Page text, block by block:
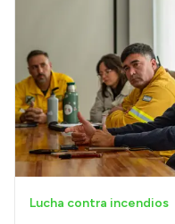
Lucha contra incendios